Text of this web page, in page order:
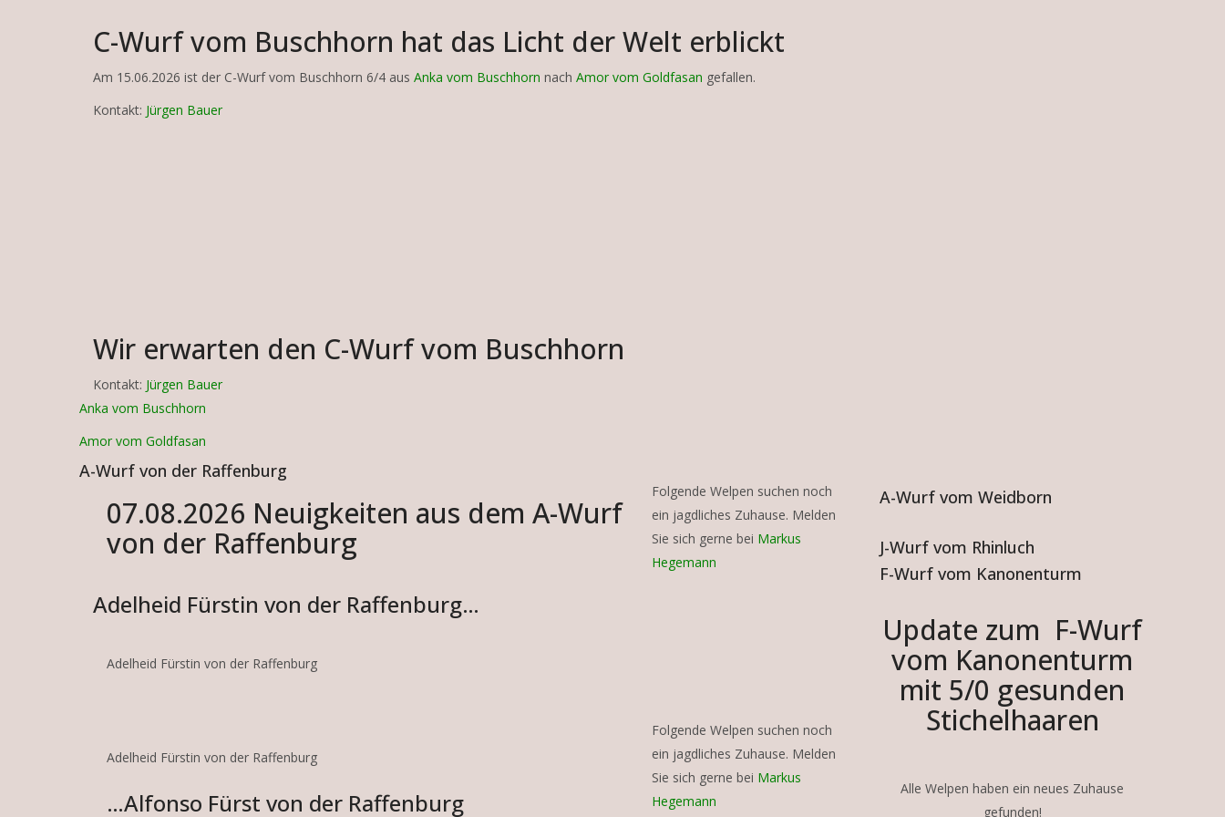
C-Wurf vom Buschhorn hat das Licht der Welt erblickt
Am 15.06.2026 ist der C-Wurf vom Buschhorn 6/4 aus Anka vom Buschhorn nach Amor vom Goldfasan gefallen.
Kontakt: Jürgen Bauer
Wir erwarten den C-Wurf vom Buschhorn
Kontakt: Jürgen Bauer
Anka vom Buschhorn
Amor vom Goldfasan
A-Wurf von der Raffenburg
07.08.2026 Neuigkeiten aus dem A-Wurf
von der Raffenburg
Folgende Welpen suchen noch
ein jagdliches Zuhause. Melden
Sie sich gerne bei Markus
Hegemann
Adelheid Fürstin von der Raffenburg…
Adelheid Fürstin von der Raffenburg
Adelheid Fürstin von der Raffenburg
…Alfonso Fürst von der Raffenburg
Folgende Welpen suchen noch
ein jagdliches Zuhause. Melden
Sie sich gerne bei Markus
Hegemann
A-Wurf vom Weidborn
J-Wurf vom Rhinluch
F-Wurf vom Kanonenturm
Update zum F-Wurf
vom Kanonenturm
mit 5/0 gesunden
Stichelhaaren
Alle Welpen haben ein neues Zuhause
gefunden!